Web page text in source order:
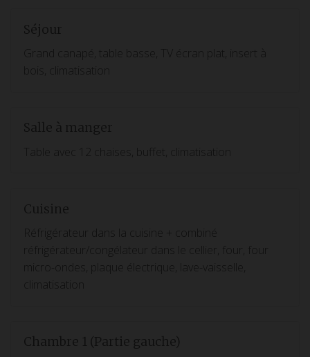
Séjour
Grand canapé, table basse, TV écran plat, insert à
bois, climatisation
Salle à manger
Table avec 12 chaises, buffet, climatisation
Cuisine
Réfrigérateur dans la cuisine + combiné
réfrigérateur/congélateur dans le cellier, four, four
micro-ondes, plaque électrique, lave-vaisselle,
climatisation
Chambre 1 (Partie gauche)